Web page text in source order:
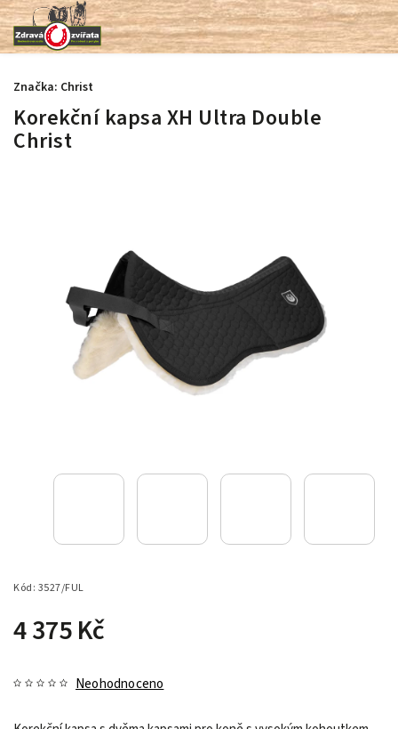
Korekční kapsa XH Ultra Double
Christ
Kód: 3527/FUL
4 375 Kč
Neohodnoceno
Značka: Christ